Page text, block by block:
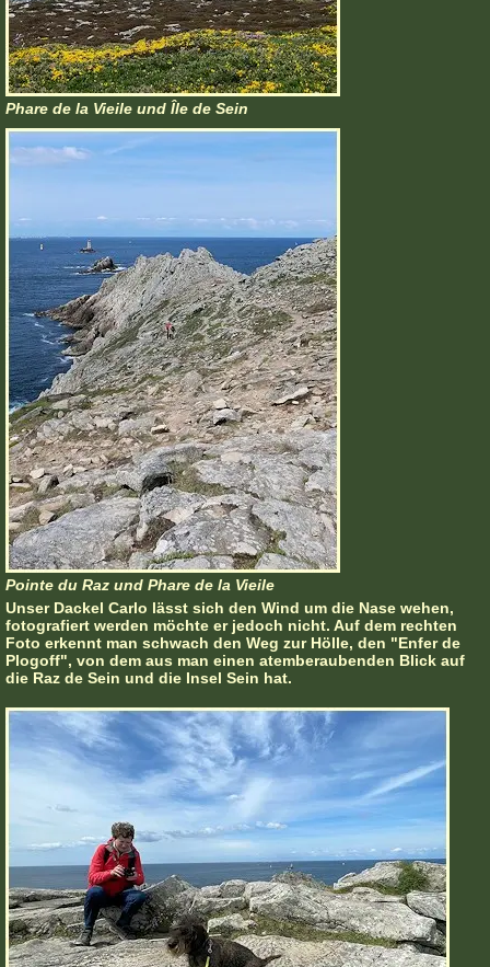
Phare de la Vieile und Île de Sein
Pointe du Raz und Phare de la Vieile
Unser Dackel Carlo lässt sich den Wind um die Nase wehen,
fotografiert werden möchte er jedoch nicht. Auf dem rechten
Foto erkennt man schwach den Weg zur Hölle, den "Enfer de
Plogoff", von dem aus man einen atemberaubenden Blick auf
die Raz de Sein und die Insel Sein hat.